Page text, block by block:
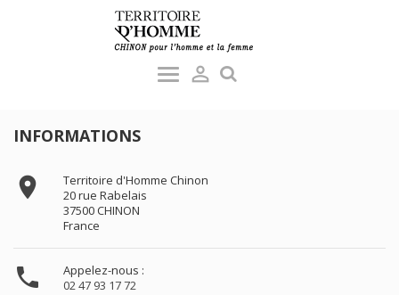

INFORMATIONS

Territoire d'Homme Chinon
20 rue Rabelais
37500 CHINON
France

Appelez-nous :
02 47 93 17 72